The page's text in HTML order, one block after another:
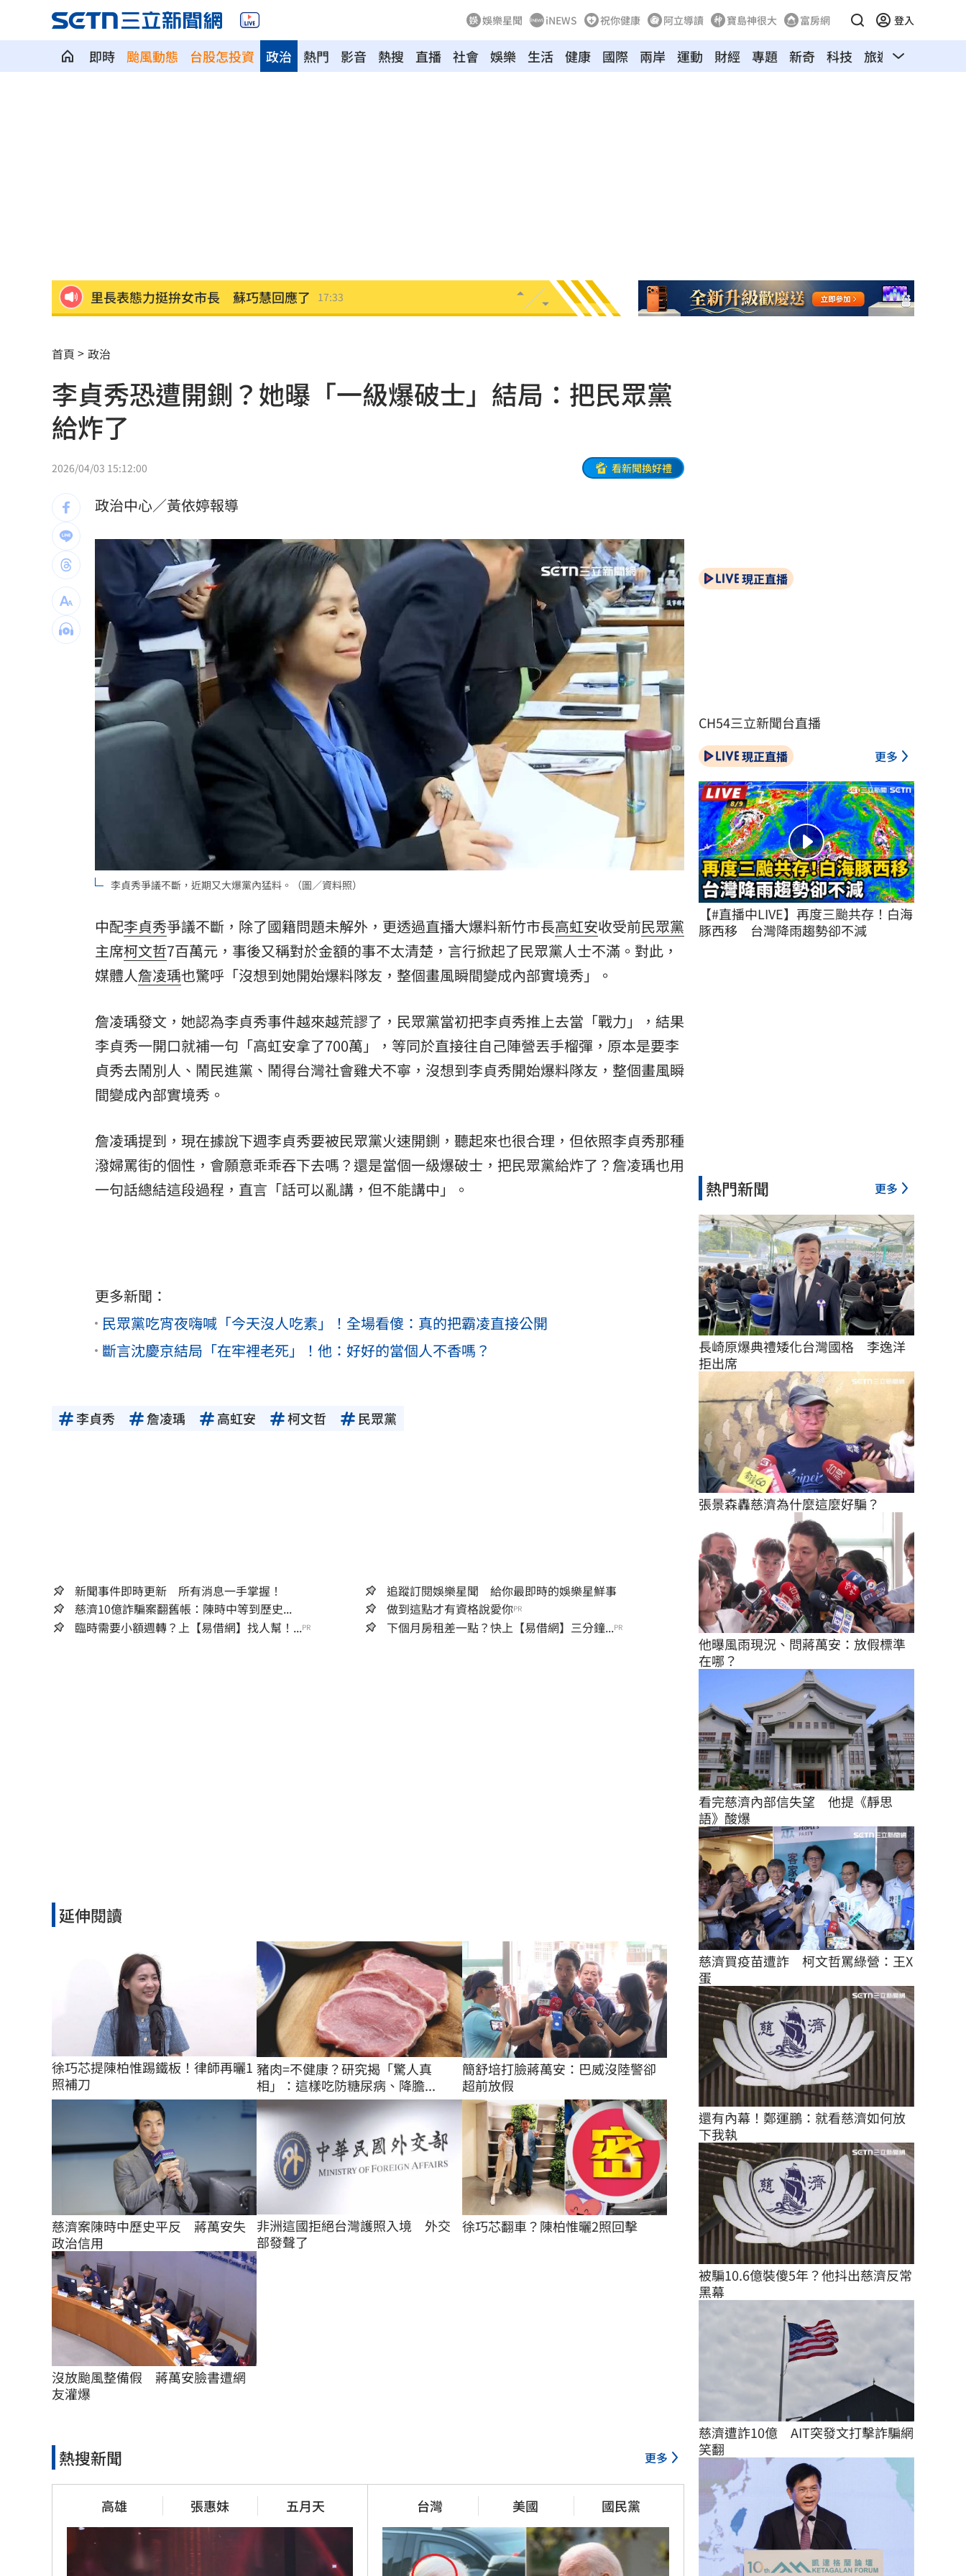
娛樂星聞 iNEWS 祝你健康 阿立導讀 寶島神很大 富房網 登入
即時 颱風動態 台股怎投資 熱門 影音 熱搜 直播
政治 社會 娛樂 生活 健康 國際 兩岸 運動 財經 專題 新奇 科技 旅遊 汽車
里長表態力挺拚女市長 蘇巧慧回應了 17:33
年度大潮8/11起連5天 低窪地區防積淹水
藍扯蘇巧慧不給里長講話 卓冠廷發聲打臉 17:28
燒臘店被砸！背後驚爆千金感情風暴
11縣市明停水！「最長11小時」影響範圍曝
新／貨車掉落多枚105砲彈！卡台13線水溝
拜登攝護腺癌轉移 醫籲台灣推癌篩防晚期 17:22
DRAM供需吃緊到2030年！高盛說話了 17:20
白海豚將登陸中國 福建浙江上海撤21萬人 17:19
南投妻喝茫載尪自撞！車全毀2人受困車內 17:16
熊本賑災 福岡佛光山攜物資馳援八代市 17:11
狂風暴雨吹走內褲！陳世軒神回笑翻網友 17:10
海水倒灌基隆愛四路積水 謝國樑研議補償 17:06
台灣彩券開獎直播中
三立iNEWS新聞台線上直播
商場戰國來臨 台中「頂奢大道」逐漸成形 12:00
台彩父親節推新刮刮樂千萬頭獎超「爸」氣 12:00
「拍片人的多重宇宙」職涯論壇9/12登場！ 10:30
8國球員齊聚高雄 Formosa 7s掀足球熱潮
理想混蛋號召粉絲跨海追星吃美食！ 18:15
首頁 政治
李貞秀恐遭開鍘？她曝「一級爆破士」結局：把民眾黨
給炸了
2026/04/03 15:12:00 看新聞換好禮
政治中心／黃依婷報導
李貞秀爭議不斷，近期又大爆黨內猛料。（圖／資料照）
中配李貞秀爭議不斷，除了國籍問題未解外，更透過直播大爆料新竹市長高虹安收受前民眾黨
主席柯文哲7百萬元，事後又稱對於金額的事不太清楚，言行掀起了民眾黨人士不滿。對此，
媒體人詹凌瑀也驚呼「沒想到她開始爆料隊友，整個畫風瞬間變成內部實境秀」。
詹凌瑀發文，她認為李貞秀事件越來越荒謬了，民眾黨當初把李貞秀推上去當「戰力」，結果
李貞秀一開口就補一句「高虹安拿了700萬」，等同於直接往自己陣營丟手榴彈，原本是要李
貞秀去鬧別人、鬧民進黨、鬧得台灣社會雞犬不寧，沒想到李貞秀開始爆料隊友，整個畫風瞬
間變成內部實境秀。
詹凌瑀提到，現在據說下週李貞秀要被民眾黨火速開鍘，聽起來也很合理，但依照李貞秀那種
潑婦罵街的個性，會願意乖乖吞下去嗎？還是當個一級爆破士，把民眾黨給炸了？詹凌瑀也用
一句話總結這段過程，直言「話可以亂講，但不能講中」。
更多新聞：
民眾黨吃宵夜嗨喊「今天沒人吃素」！全場看傻：真的把霸凌直接公開
斷言沈慶京結局「在牢裡老死」！他：好好的當個人不香嗎？
李貞秀 詹凌瑀 高虹安 柯文哲 民眾黨
新聞事件即時更新 所有消息一手掌握！
追蹤訂閱娛樂星聞 給你最即時的娛樂星鮮事
慈濟10億詐騙案翻舊帳：陳時中等到歷史...
做到這點才有資格說愛你PR
臨時需要小額週轉？上【易借網】找人幫！...PR 下個月房租差一點？快上【易借網】三分鐘...PR
延伸閱讀
徐巧芯提陳柏惟踢鐵板！律師再曬1
照補刀
豬肉=不健康？研究揭「驚人真
相」：這樣吃防糖尿病、降膽...
簡舒培打臉蔣萬安：巴威沒陸警卻
超前放假
慈濟案陳時中歷史平反　蔣萬安失
政治信用
非洲這國拒絕台灣護照入境　外交
部發聲了
徐巧芯翻車？陳柏惟曬2照回擊
沒放颱風整備假　蔣萬安臉書遭網
友灌爆
熱搜新聞 更多
高雄 張惠妹 五月天 台灣 美國 國民黨
現正直播
CH54三立新聞台直播
現正直播 更多
【#直播中LIVE】再度三颱共存！白海
豚西移　台灣降雨趨勢卻不減
熱門新聞 更多
長崎原爆典禮矮化台灣國格　李逸洋
拒出席
張景森轟慈濟為什麼這麼好騙？
他曝風雨現況、問蔣萬安：放假標準
在哪？
看完慈濟內部信失望　他提《靜思
語》酸爆
慈濟買疫苗遭詐　柯文哲罵綠營：王X
蛋
還有內幕！鄭運鵬：就看慈濟如何放
下我執
被騙10.6億裝傻5年？他抖出慈濟反常
黑幕
慈濟遭詐10億　AIT突發文打擊詐騙網
笑翻